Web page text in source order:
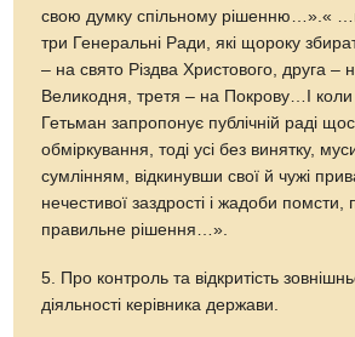
свою думку спільному рішенню…».«
три Генеральні Ради, які щороку
– на свято Різдва Христового, друга –
Великодня, третя – на Покрову…І
Гетьман запропонує публічній раді
обміркування, тоді усі без винятку,
сумлінням, відкинувши свої й чужі
нечестивої заздрості і жадоби помсти,
правильне рішення…».
5. Про контроль та відкритість
діяльності керівника держави.